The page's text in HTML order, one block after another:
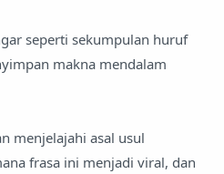
seperti sekumpulan huruf
makna mendalam
menjelajahi asal usul
frasa ini menjadi viral, dan